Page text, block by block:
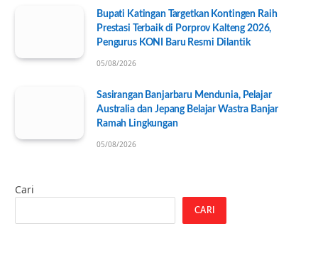
Bupati Katingan Targetkan Kontingen Raih
Prestasi Terbaik di Porprov Kalteng 2026,
Pengurus KONI Baru Resmi Dilantik
05/08/2026
Sasirangan Banjarbaru Mendunia, Pelajar
Australia dan Jepang Belajar Wastra Banjar
Ramah Lingkungan
05/08/2026
Cari
CARI